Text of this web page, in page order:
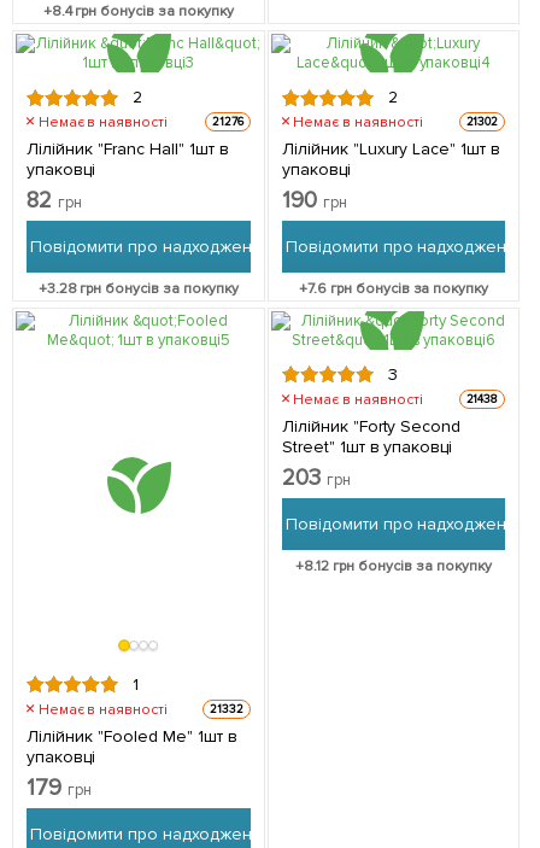
+8.4грн бонусів за покупку
2
Немає в наявності 21276
Лілійник "Franc Hall" 1шт в
упаковці
82 грн
Повідомити про надходження
+3.28грн бонусів за покупку
2
Немає в наявності 21302
Лілійник "Luxury Lace" 1шт в
упаковці
190 грн
Повідомити про надходження
+7.6грн бонусів за покупку
1
Немає в наявності 21332
Лілійник "Fooled Me" 1шт в
упаковці
179 грн
Повідомити про надходження
3
Немає в наявності 21438
Лілійник "Forty Second
Street" 1шт в упаковці
203 грн
Повідомити про надходження
+8.12 грн бонусів за покупку